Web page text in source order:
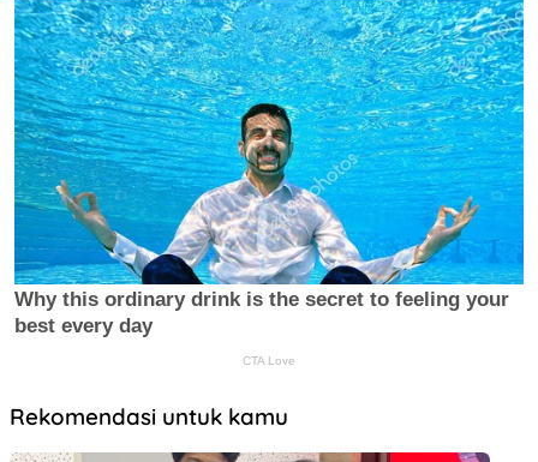
Rekomendasi untuk kamu